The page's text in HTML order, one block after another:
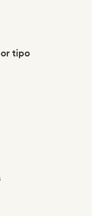
tipo